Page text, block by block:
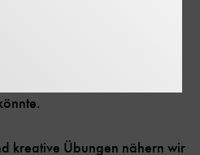
richtig! In unseren ko-
der 10. bis 12.
mit euch die wundersame
und herausfinden, wie sie
kreative Übungen nähern wir